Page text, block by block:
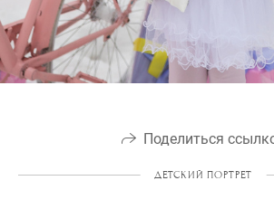
Поделиться
ДЕТСКИЙ ПОРТРЕТ